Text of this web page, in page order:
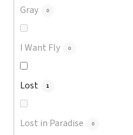
Gray 0
I Want Fly 0
Lost 1
Lost in Paradise 0